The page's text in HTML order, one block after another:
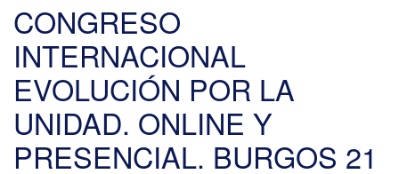
CONGRESO
INTERNACIONAL
EVOLUCIÓN POR LA
UNIDAD. ONLINE Y
PRESENCIAL. BURGOS 21